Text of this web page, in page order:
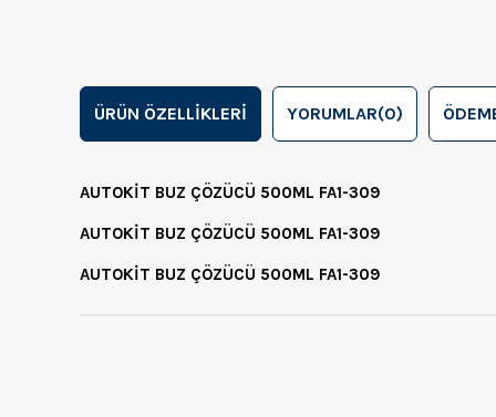
ÜRÜN ÖZELLIKLERI YORUMLAR(0)
AUTOKİT BUZ ÇÖZÜCÜ 500ML FA1-309
AUTOKİT BUZ ÇÖZÜCÜ 500ML FA1-309
AUTOKİT BUZ ÇÖZÜCÜ 500ML FA1-309